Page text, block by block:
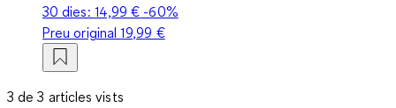
30 dies: 14,99 € -60%
Preu original19,99 €
3 de 3 articles vists